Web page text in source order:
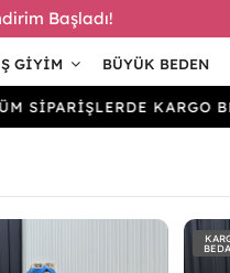
Başladı!
GIYIM BÜYÜK BEDEN
KARGO BEDAVA